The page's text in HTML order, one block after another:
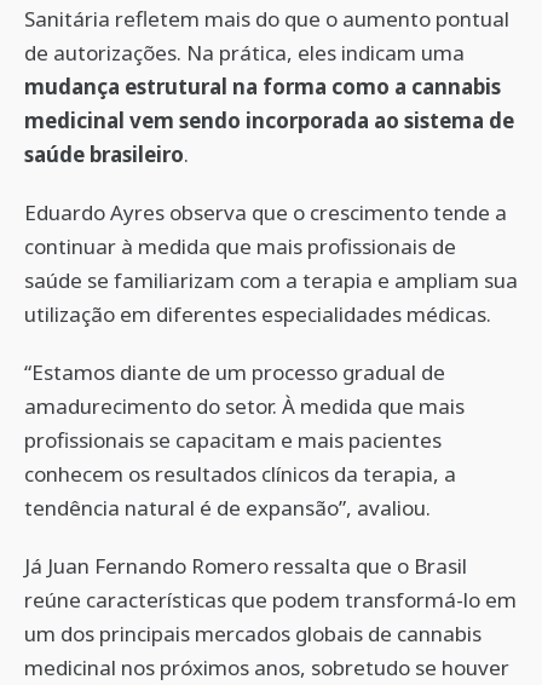
Sanitária refletem mais do que o aumento pontual
de autorizações. Na prática, eles indicam uma
mudança estrutural na forma como a cannabis
medicinal vem sendo incorporada ao sistema de
saúde brasileiro.
Eduardo Ayres observa que o crescimento tende a
continuar à medida que mais profissionais de
saúde se familiarizam com a terapia e ampliam sua
utilização em diferentes especialidades médicas.
“Estamos diante de um processo gradual de
amadurecimento do setor. À medida que mais
profissionais se capacitam e mais pacientes
conhecem os resultados clínicos da terapia, a
tendência natural é de expansão”, avaliou.
Já Juan Fernando Romero ressalta que o Brasil
reúne características que podem transformá-lo em
um dos principais mercados globais de cannabis
medicinal nos próximos anos, sobretudo se houver